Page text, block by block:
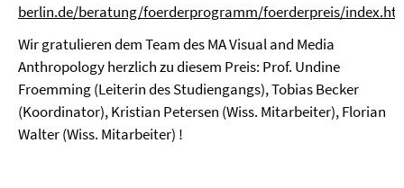
berlin.de/beratung/foerderprogramm/foerderpreis/
Wir gratulieren dem Team des MA Visual and Media
Anthropology herzlich zu diesem Preis: Prof. Undine
Froemming (Leiterin des Studiengangs), Tobias Becker
(Koordinator), Kristian Petersen (Wiss. Mitarbeiter), Florian
Walter (Wiss. Mitarbeiter) !